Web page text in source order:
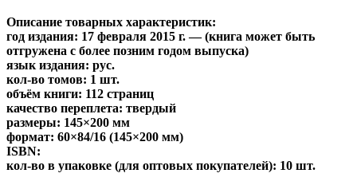
Описание товарных характеристик:
год издания: 17 февраля 2015 г. — (книга может быть
отгружена c более позним годом выпуска)
язык издания: рус.
кол-во томов: 1 шт.
объём книги: 112 страниц
качество переплета: твердый
размеры: 145×200 мм
формат: 60×84/16 (145×200 мм)
ISBN:
кол-во в упаковке (для оптовых покупателей): 10 шт.